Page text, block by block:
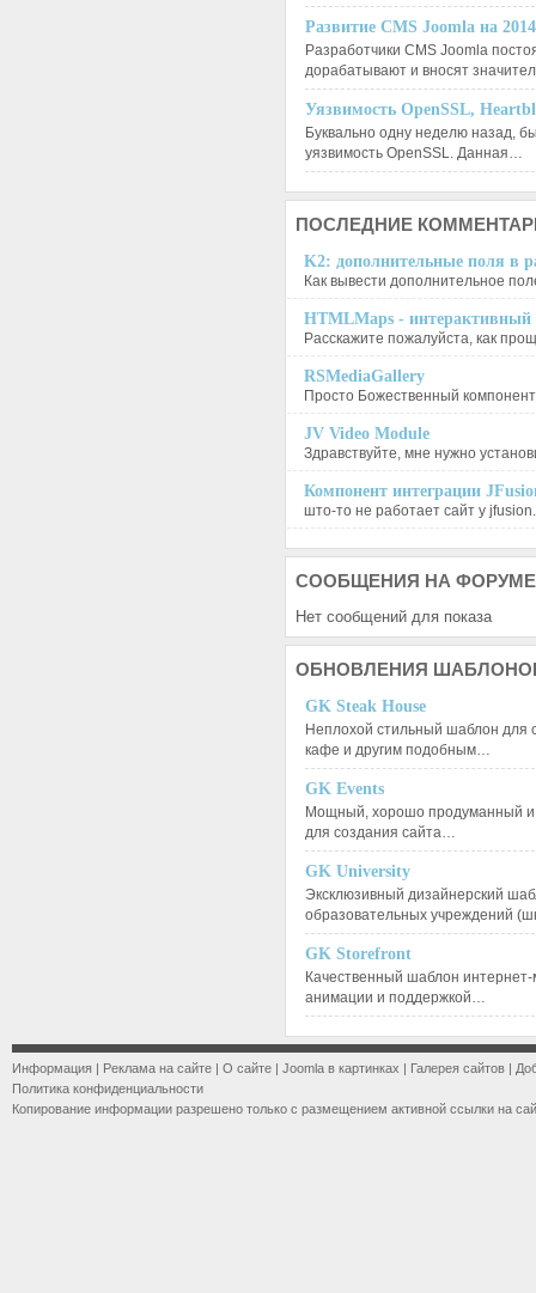
Развитие CMS Joomla на
Разработчики CMS Joomla
дорабатывают и вносят
Уязвимость OpenSSL,
Буквально одну неделю назад,
уязвимость OpenSSL. Данная…
ПОСЛЕДНИЕ
K2: дополнительные поля в
Как вывести дополнительное
HTMLMaps - интерактивный
Расскажите пожалуйста, как
RSMediaGallery
Просто Божественный
JV Video Module
Здравствуйте, мне нужно
Компонент интеграции
што-то не работает сайт у
СООБЩЕНИЯ НА ФОРУМЕ
Нет сообщений для показа
ОБНОВЛЕНИЯ
GK Steak House
Неплохой стильный шаблон для
кафе и другим подобным…
GK Events
Мощный, хорошо продуманный и
для создания сайта…
GK University
Эксклюзивный дизайнерский
образовательных учреждений
GK Storefront
Качественный шаблон
анимации и поддержкой…
Информация | Реклама на сайте | О сайте | Joomla в картинках | Галерея сайтов |
Политика конфиденциальности
Копирование информации разрешено только с размещением активной ссылки на